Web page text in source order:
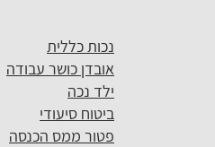
נכות כללית
אובדן כושר עבודה
ילד נכה
ביטוח סיעודי
פטור ממס הכנסה